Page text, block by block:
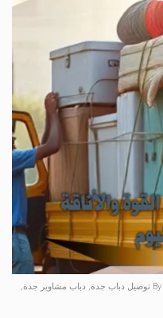
توصيل دباب جدة, دباب مشاوير جدة,